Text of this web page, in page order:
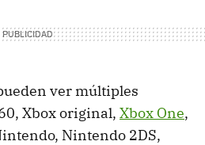
ver múltiples
Xbox original, Xbox One,
Nintendo 2DS,